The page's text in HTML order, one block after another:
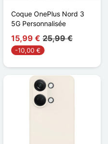
Coque OnePlus Nord 3
5G Personnalisée
15,99 € 25,99 €
-10,00 €